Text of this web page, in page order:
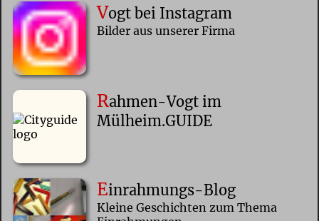
Vogt bei Instagram
Bilder aus unserer Firma
Rahmen-Vogt im
Mülheim.GUIDE
Einrahmungs-Blog
Kleine Geschichten zum Thema